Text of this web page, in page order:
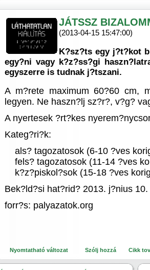
JÁTSSZ
(2013-04-15 15:47:00)
K?sz?ts egy j?t?kot
egy?ni vagy k?z?ss?gi
egyszerre is tudnak j?tszani.
A m?rete maximum 60?60 cm,
legyen. Ne haszn?lj sz?r?, v?g?
A nyertesek ?rt?kes
Kateg?ri?k:
als? tagozatosok (6-10 ?ves
fels? tagozatosok (11-14 ?ves
k?z?piskol?sok (15-18 ?ves
Bek?ld?si hat?rid? 2013. j?nius 10.
forr?s: palyazatok.org
Nyomtatható változat Szólj hozzá Cikk